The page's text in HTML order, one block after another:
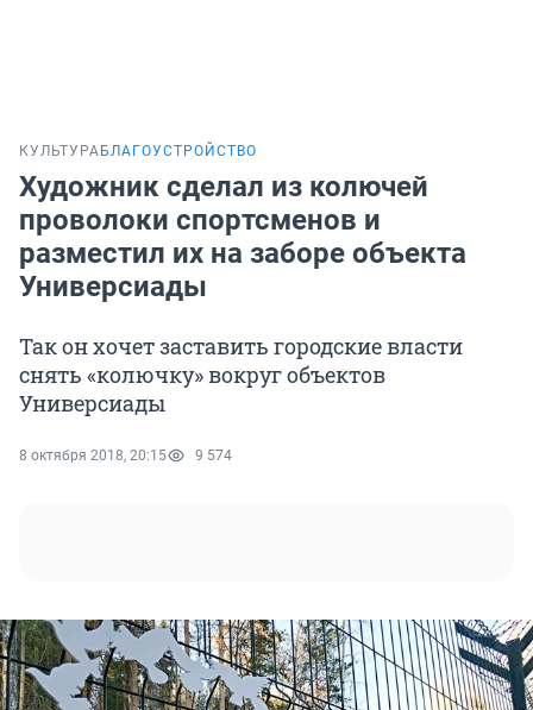
КУЛЬТУРА БЛАГОУСТРОЙСТВО
Художник сделал из колючей
проволоки спортсменов и
разместил их на заборе объекта
Универсиады
Так он хочет заставить городские власти
снять «колючку» вокруг объектов
Универсиады
8 октября 2018, 20:15 9 574